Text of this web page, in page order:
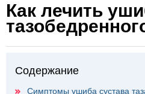
Как лечить
Содержание
Симптомы ушиба сустава